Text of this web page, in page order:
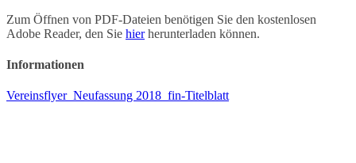
Zum Öffnen von PDF-Dateien benötigen Sie den kostenlosen
Adobe Reader, den Sie hierherunterladen können.
Informationen
Vereinsflyer_Neufassung 2018_fin-Titelblatt